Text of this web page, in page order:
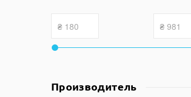
Производитель